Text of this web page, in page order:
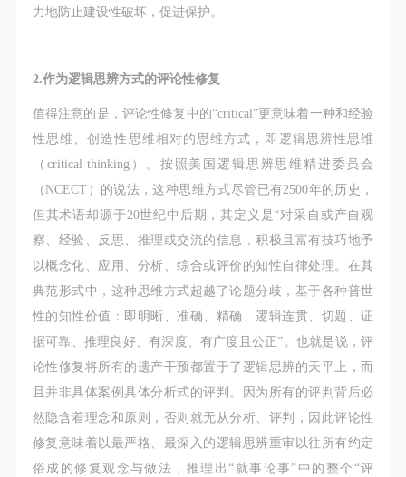
力地防止建设性破坏，促进保护。
2.作为逻辑思辨方式的评论性修复
值得注意的是，评论性修复中的“critical”更意味着一种和经验
性思维、创造性思维相对的思维方式，即逻辑思辨性思维
（critical thinking）。按照美国逻辑思辨思维精进委员会
（NCECT）的说法，这种思维方式尽管已有2500年的历史，
但其术语却源于20世纪中后期，其定义是“对采自或产自观
察、经验、反思、推理或交流的信息，积极且富有技巧地予
以概念化、应用、分析、综合或评价的知性自律处理。在其
典范形式中，这种思维方式超越了论题分歧，基于各种普世
性的知性价值：即明晰、准确、精确、逻辑连贯、切题、证
据可靠、推理良好、有深度、有广度且公正”。也就是说，评
论性修复将所有的遗产干预都置于了逻辑思辨的天平上，而
且并非具体案例具体分析式的评判。因为所有的评判背后必
然隐含着理念和原则，否则就无从分析、评判，因此评论性
修复意味着以最严格、最深入的逻辑思辨重审以往所有约定
俗成的修复观念与做法，推理出“就事论事”中的整个“评